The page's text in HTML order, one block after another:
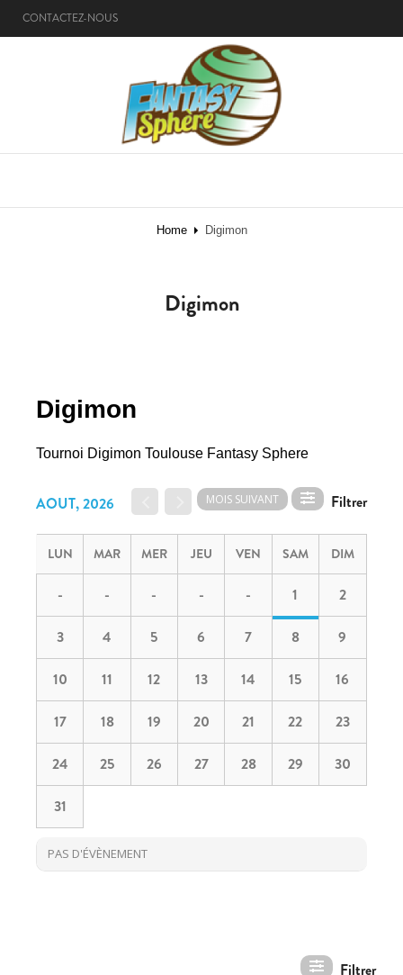
CONTACTEZ-NOUS
Home Digimon
Digimon
Digimon
Tournoi Digimon Toulouse Fantasy Sphere
MOIS SUIVANT
AOUT, 2026
LUN MAR MER JEU VEN SAM DIM
- - - - - 1 2
3 4 5 6 7 8 9
10 11 12 13 14 15 16
17 18 19 20 21 22 23
24 25 26 27 28 29 30
31
PAS D'ÉVÈNEMENT